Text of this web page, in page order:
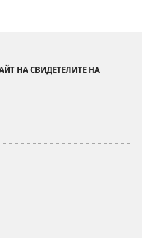
НА СВИДЕТЕЛИТЕ НА